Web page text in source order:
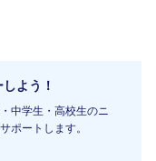
よう！
中学生・高校生のニ
ポートします。